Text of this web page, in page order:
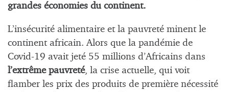
grandes économies du continent.
L’insécurité alimentaire et la pauvreté minent le
continent africain. Alors que la pandémie de
Covid-19 avait jeté 55 millions d’Africains dans
l’extrême pauvreté, la crise actuelle, qui voit
flamber les prix des produits de première nécessité